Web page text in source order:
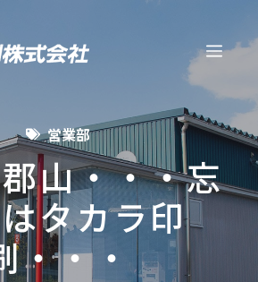
メ
ニ
ュ
ー
営業部
山・・・忘
タカラ印
・・・